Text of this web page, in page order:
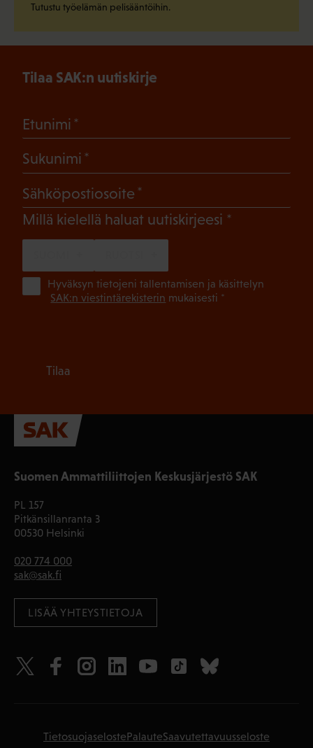
Tutustu työelämän pelisääntöihin.
Suomen Ammattiliittojen Keskusjärjestö SAK
PL 157
Pitkänsillanranta 3
00530 Helsinki
020 774 000
sak@sak.fi
LISÄÄ YHTEYSTIETOJA
Tilaa SAK:n uutiskirje
Etunimi
Sukunimi
Sähköpostiosoite
Millä kielellä haluat uutiskirjeesi (Pakollinen)
Hyväksyn tietojeni tallentamisen ja käsittelyn
SAK:n viestintärekisterin mukaisesti *
Tilaa
TietosuojaselostePalauteSaavutettavuusseloste